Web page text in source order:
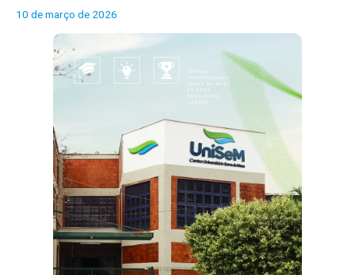
10 de março de 2026